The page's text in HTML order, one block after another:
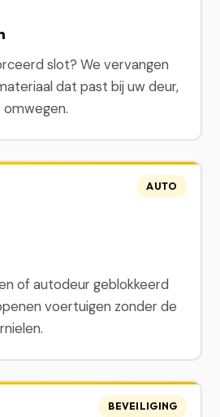
slot? We vervangen
dat past bij uw deur,
of autodeur geblokkeerd
voertuigen zonder de
AUTO
BEVEILIGING